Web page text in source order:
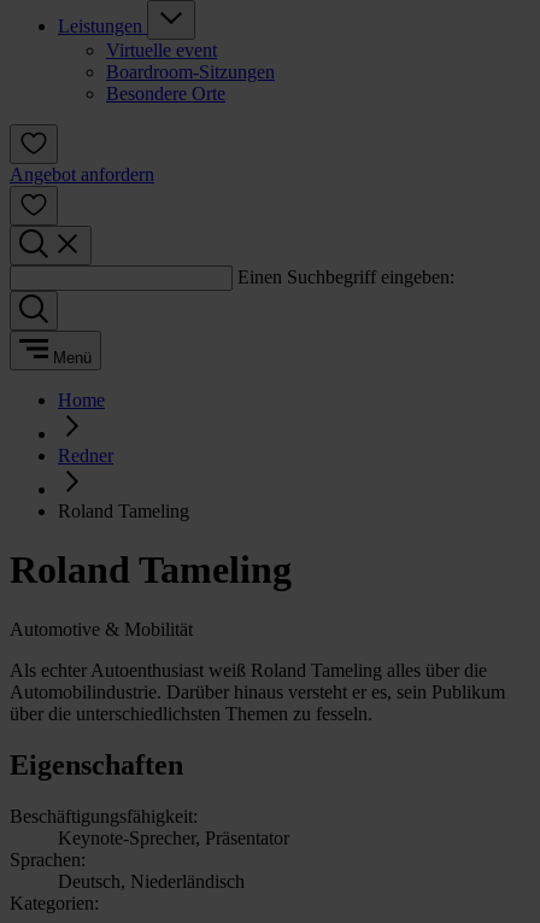
Leistungen
Virtuelle event
Boardroom-Sitzungen
Besondere Orte
Angebot anfordern
Einen Suchbegriff eingeben:
Menü
Home
Redner
Roland Tameling
Roland Tameling
Automotive & Mobilität
Als echter Autoenthusiast weiß Roland Tameling alles über die
Automobilindustrie. Darüber hinaus versteht er es, sein Publikum
über die unterschiedlichsten Themen zu fesseln.
Eigenschaften
Beschäftigungsfähigkeit:
Keynote-Sprecher, Präsentator
Sprachen:
Deutsch, Niederländisch
Kategorien: